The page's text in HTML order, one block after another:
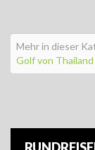
Mehr in dieser
Golf von Thailand